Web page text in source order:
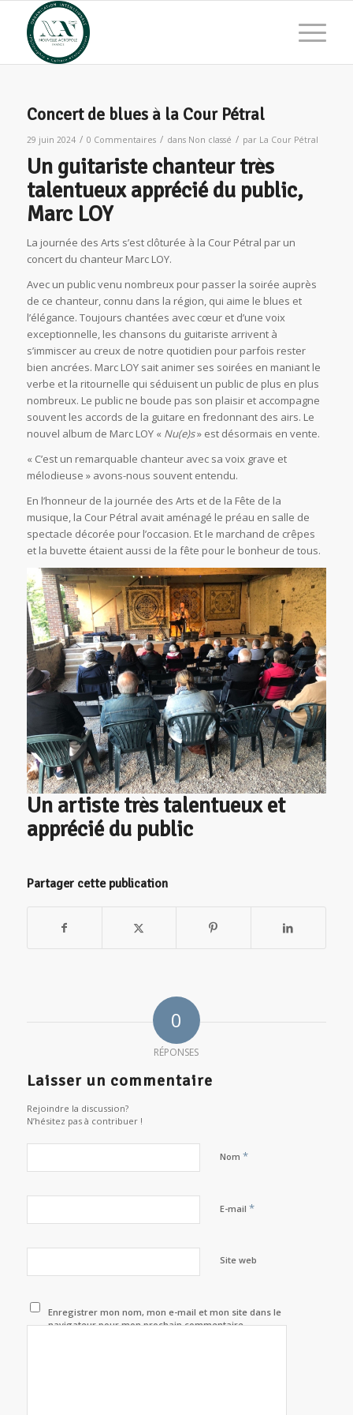
Concert de blues à la Cour Pétral
29 juin 2024 / 0 Commentaires / dans Non classé / par La Cour Pétral
Un guitariste chanteur très
talentueux apprécié du public,
Marc LOY
La journée des Arts s’est clôturée à la Cour Pétral par un
concert du chanteur Marc LOY.
Avec un public venu nombreux pour passer la soirée auprès
de ce chanteur, connu dans la région, qui aime le blues et
l’élégance. Toujours chantées avec cœur et d’une voix
exceptionnelle, les chansons du guitariste arrivent à
s’immiscer au creux de notre quotidien pour parfois rester
bien ancrées. Marc LOY sait animer ses soirées en maniant le
verbe et la ritournelle qui séduisent un public de plus en plus
nombreux. Le public ne boude pas son plaisir et accompagne
souvent les accords de la guitare en fredonnant des airs. Le
nouvel album de Marc LOY « Nu(e)s» est désormais en vente.
« C’est un remarquable chanteur avec sa voix grave et
mélodieuse » avons-nous souvent entendu.
En l’honneur de la journée des Arts et de la Fête de la
musique, la Cour Pétral avait aménagé le préau en salle de
spectacle décorée pour l’occasion. Et le marchand de crêpes
et la buvette étaient aussi de la fête pour le bonheur de tous.
Un artiste très talentueux et
apprécié du public
Partager cette publication
0
RÉPONSES
Laisser un commentaire
Rejoindre la discussion?
N’hésitez pas à contribuer !
Nom *
E-mail *
Site web
Enregistrer mon nom, mon e-mail et mon site dans le
navigateur pour mon prochain commentaire.